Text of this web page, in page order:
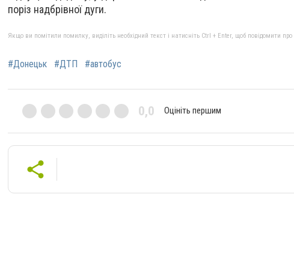
поріз надбрівної дуги.
Якщо ви помітили помилку, виділіть необхідний текст і натисніть Ctrl + Enter, щоб повідомити
#Донецьк #ДТП #автобус
0,0 Оцініть першим